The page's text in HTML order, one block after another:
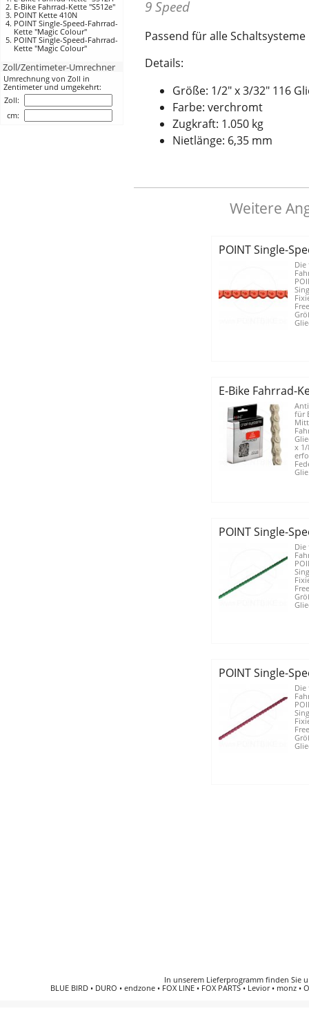
E-Bike Fahrrad-Kette "S512e"
POINT Kette 410N
POINT Single-Speed-Fahrrad-
Kette "Magic Colour"
POINT Single-Speed-Fahrrad-
Kette "Magic Colour"
Zoll/Zentimeter-Umrechner
Umrechnung von Zoll in
Zentimeter und umgekehrt:
Zoll:
cm:
9 Speed
Passend für alle Schaltsysteme
Details:
Größe: 1/2" x 3/32" 116
Farbe: verchromt
Zugkraft: 1.050 kg
Nietlänge: 6,35 mm
Weitere
POINT Single-
Die
E-Bike Fahrrad-
für
x 1/
POINT Single-
Die
POINT Single-
Die
In unserem Lieferprogramm finden Sie
BLUE BIRD• DURO • endzone• FOX LINE• FOX PARTS• Levior• monz•